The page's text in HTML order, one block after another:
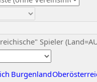
Spieler
Burgenland